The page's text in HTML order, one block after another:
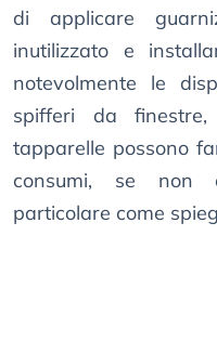
di applicare
inutilizzato e
notevolmente le
spifferi da
tapparelle possono
consumi, se non
particolare come